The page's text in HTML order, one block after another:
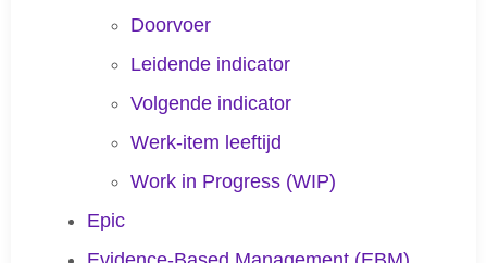
Doorvoer
Leidende indicator
Volgende indicator
Werk-item leeftijd
Work in Progress (WIP)
Epic